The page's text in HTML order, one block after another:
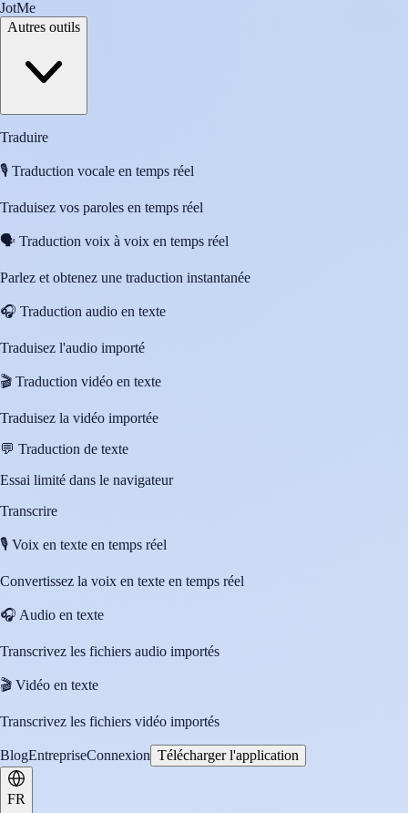
JotMe
Autres outils
Traduire
🎙️ Traduction vocale en temps réel
Traduisez vos paroles en temps réel
🗣️ Traduction voix à voix en temps réel
Parlez et obtenez une traduction instantanée
🎧 Traduction audio en texte
Traduisez l'audio importé
🎬 Traduction vidéo en texte
Traduisez la vidéo importée
💬 Traduction de texte
Essai limité dans le navigateur
Transcrire
🎙️ Voix en texte en temps réel
Convertissez la voix en texte en temps réel
🎧 Audio en texte
Transcrivez les fichiers audio importés
🎬 Vidéo en texte
Transcrivez les fichiers vidéo importés
BlogEntrepriseConnexion Télécharger l'application
FR